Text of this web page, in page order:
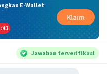
E-Wallet
:41
Klaim
Jawaban terverifikasi